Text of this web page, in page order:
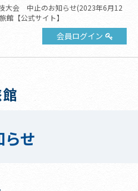
大会 中止のお知らせ(2023年6月12
館【公式サイト】
会員ログイン
らせ